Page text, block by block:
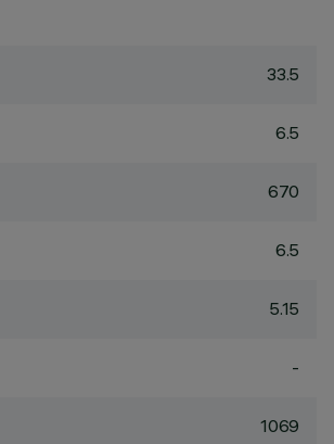
33.5
6.5
670
6.5
5.15
-
1069